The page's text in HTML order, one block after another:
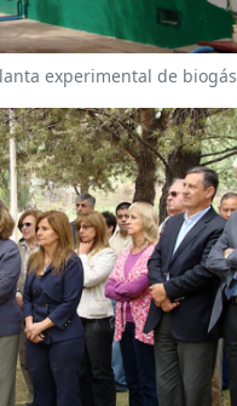
experimental de biogás